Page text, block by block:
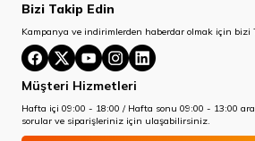
Bizi Takip Edin
Kampanya ve indirimlerden haberdar olmak için bizi
Müşteri Hizmetleri
Hafta içi 09:00 - 18:00 / Hafta sonu 09:00 - 13:00
sorular ve siparişleriniz için ulaşabilirsiniz.